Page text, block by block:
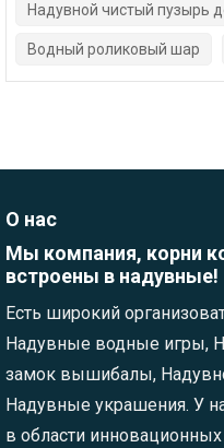
Надувной чистый пузырь
Водный роликовый шар
О нас
Мы компания, корни
встроены в надувные!
Есть широкий
Надувные водные игры,
замок вышибалы,
Надувные украшения. У
в области